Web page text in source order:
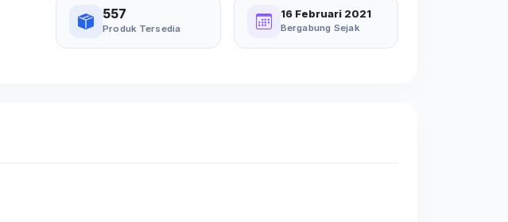
557
Produk Tersedia
16 Februari 2021
Bergabung Sejak